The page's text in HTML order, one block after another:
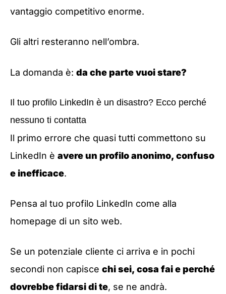
vantaggio competitivo enorme.
Gli altri resteranno nell’ombra.
La domanda è: da che parte vuoi stare?
Il tuo profilo LinkedIn è un disastro? Ecco perché
nessuno ti contatta
Il primo errore che quasi tutti commettono su
LinkedIn è avere un profilo anonimo, confuso
e inefficace.
Pensa al tuo profilo LinkedIn come alla
homepage di un sito web.
Se un potenziale cliente ci arriva e in pochi
secondi non capisce chi sei, cosa fai e perché
dovrebbe fidarsi di te, se ne andrà.